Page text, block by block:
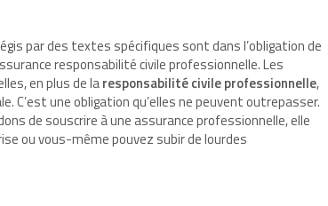
par des textes spécifiques sont dans l’obligation de
responsabilité civile professionnelle. Les
en plus de laresponsabilité civile professionnelle,
C’est une obligation qu’elles ne peuvent outrepasser.
de souscrire à une assurance professionnelle, elle
ou vous-même pouvez subir de lourdes